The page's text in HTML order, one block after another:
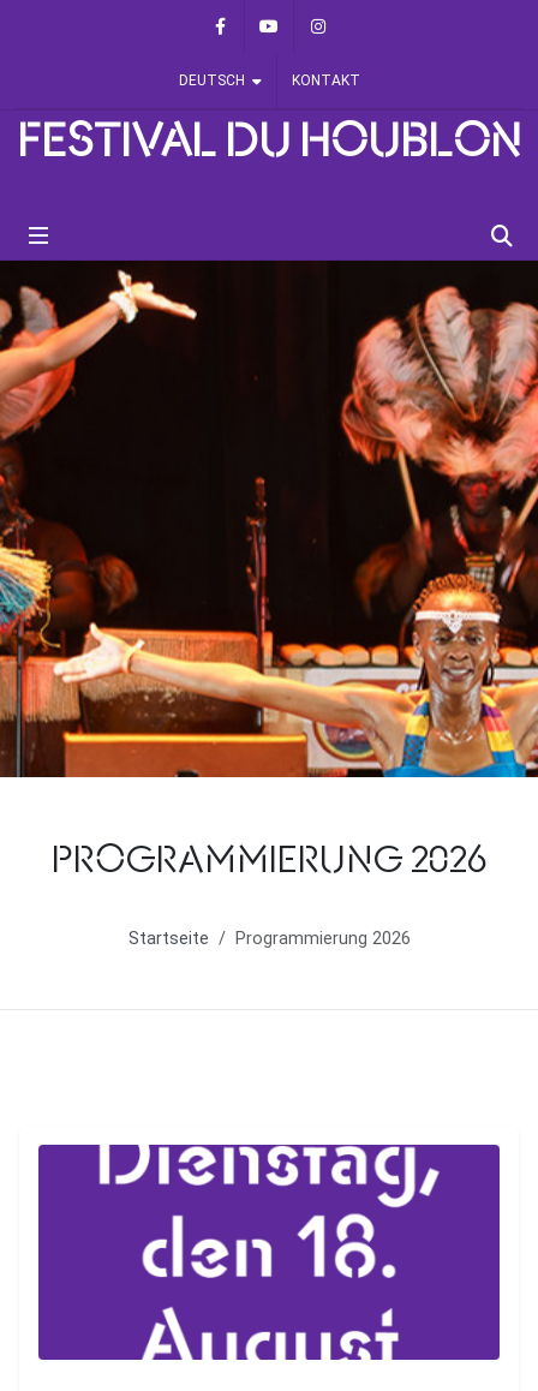
FacebookYoutube
DEUTSCH KONTAKT
FESTIVAL DU HOUBLON
PROGRAMMIERUNG 2026
Startseite Programmierung 2026